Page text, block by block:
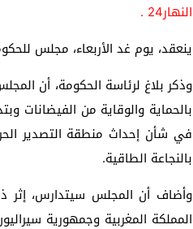
النهار24 .
ينعقد، يوم غد الأربعاء، مجلس
وذكر بلاغ لرئاسة الحكومة، أن
بالحماية والوقاية من الفيضانات
بالنجاعة الطاقية.
وأضاف أن المجلس سيتدارس، إثر